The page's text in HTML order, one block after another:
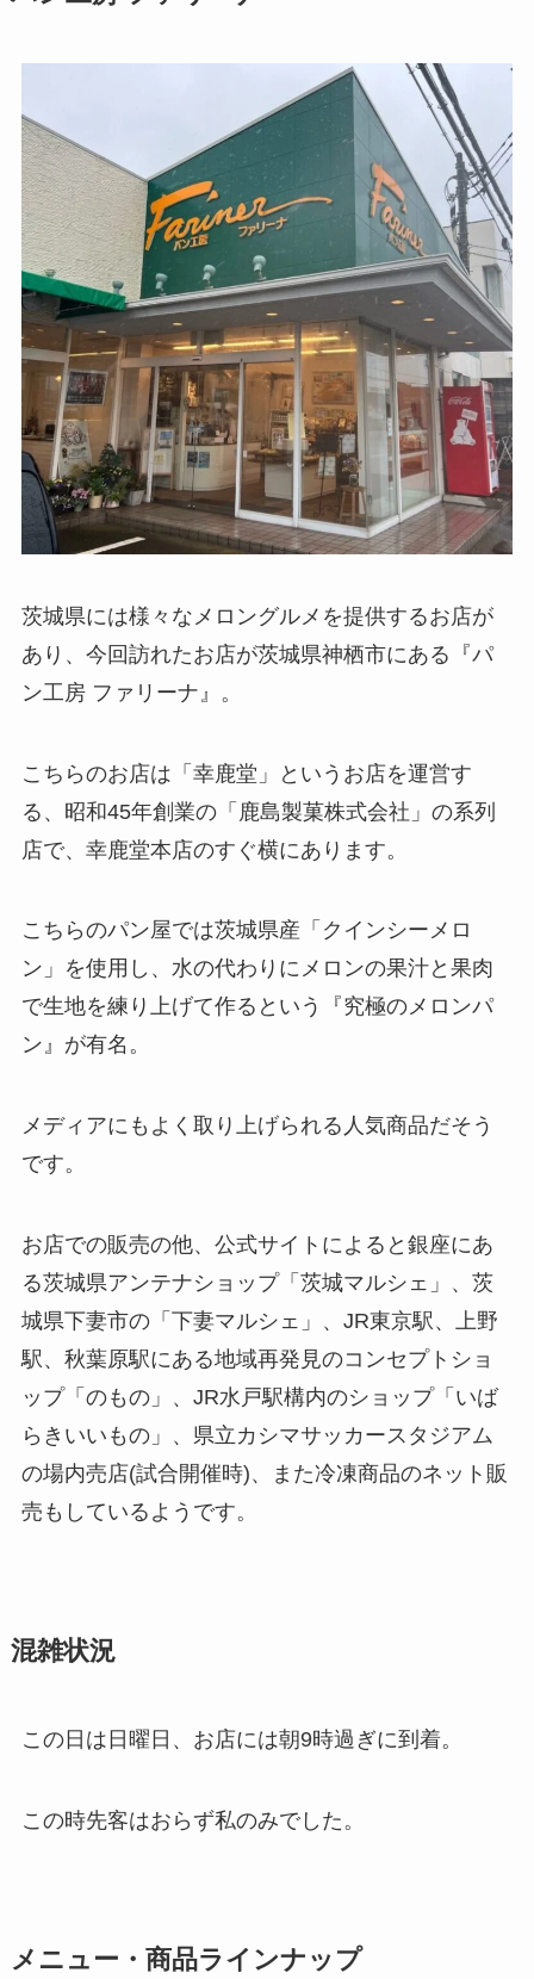
茨城県には様々なメロングルメを提供するお店が
あり、今回訪れたお店が茨城県神栖市にある『パ
ン工房 ファリーナ』。
こちらのお店は「幸鹿堂」というお店を運営す
る、昭和45年創業の「鹿島製菓株式会社」の系列
店で、幸鹿堂本店のすぐ横にあります。
こちらのパン屋では茨城県産「クインシーメロ
ン」を使用し、水の代わりにメロンの果汁と果肉
で生地を練り上げて作るという『究極のメロンパ
ン』が有名。
メディアにもよく取り上げられる人気商品だそう
です。
お店での販売の他、公式サイトによると銀座にあ
る茨城県アンテナショップ「茨城マルシェ」、茨
城県下妻市の「下妻マルシェ」、JR東京駅、上野
駅、秋葉原駅にある地域再発見のコンセプトショ
ップ「のもの」、JR水戸駅構内のショップ「いば
らきいいもの」、県立カシマサッカースタジアム
の場内売店(試合開催時)、また冷凍商品のネット販
売もしているようです。
混雑状況
この日は日曜日、お店には朝9時過ぎに到着。
この時先客はおらず私のみでした。
メニュー・商品ラインナップ